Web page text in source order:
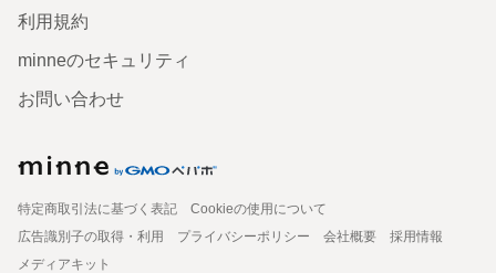
利用規約
minneのセキュリティ
お問い合わせ
特定商取引法に基づく表記
Cookieの使用について
広告識別子の取得・利用
プライバシーポリシー 会社概要
採用情報
メディアキット